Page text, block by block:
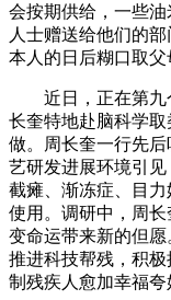
会按期供给，一些
人士赠送给他们的
本人的日后糊口取父
近日，正在第九
长奎特地赴脑科学
做。周长奎一行先
艺研发进展环境引
截瘫、渐冻症、目
使用。调研中，周
变命运带来新的但
推进科技帮残，积
制残疾人愈加幸福夸